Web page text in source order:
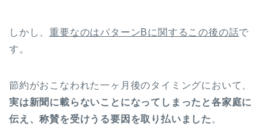
しかし、重要なのはパターンBに関するこの後の話で
す。
節約がおこなわれた一ヶ月後のタイミングにおいて、
実は新聞に載らないことになってしまったと各家庭に
伝え、称賛を受けうる要因を取り払いました 。